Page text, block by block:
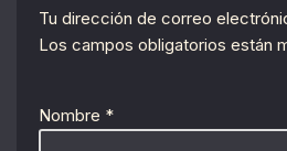
Tu dirección de correo
Los campos obligatorios están
Nombre *